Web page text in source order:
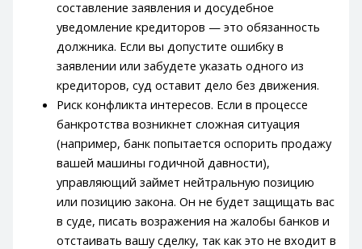
составление заявления и досудебное
уведомление кредиторов — это обязанность
должника. Если вы допустите ошибку в
заявлении или забудете указать одного из
кредиторов, суд оставит дело без движения.
Риск конфликта интересов. Если в процессе
банкротства возникнет сложная ситуация
(например, банк попытается оспорить продажу
вашей машины годичной давности),
управляющий займет нейтральную позицию
или позицию закона. Он не будет защищать вас
в суде, писать возражения на жалобы банков и
отстаивать вашу сделку, так как это не входит в